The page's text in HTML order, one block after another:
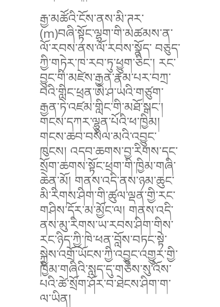
རྒྱ་མཚོའི་ངོས་ནས་མི་ཊར་
(m)བཞི་སྟོང་ལྷག་གི་མཚམས་ན་
ལོ་རབས་ནས་ལོ་རབས་སྣོད་ བཅུད་
ཀྱི་གཏེར་ཁ་རབ་ཏུ་ཕྱུག་ཅིང་། རང་
བྱུང་གི་མཛེས་རྒྱན་རྣམ་པར་བཀྲ་
བའི་གླིང་ཕྲན་ཨེ་ཤ་ཡའི་གཙུག་
རྒྱན་ཏེ་འཛམ་གླིང་གི་མཐོ་སྒང་།
གངས་དཀར་ལྷུན་པོའི་ཕ་ཁྱིམ།
གངས་ཆབ་བསིལ་མའི་འབྱུང་
ཁུངས། འདབ་ཆགས་བྱ་རིགས་དང་
སྲོག་ཆགས་སྟོང་ཕྲག་གི་ཁྱིམ་གཞི་
ཆེན་མོ། གནས་འདི་ནས་ཉམ་ཆུང་
མི་རིགས་ཤིག་གི་ཚུལ་ལྡན་གྱི་རང་
གཤིས་དོར་མ་མྱོང་ལ། གནས་འདི་
ནས་མུ་རིགས་ཡ་རབས་ཤིག་གིས་
རང་ཉིད་ཀྱི་ཁེ་ཕན་བློས་བཏང་སྟེ་
སྐྱེས་འགྲོ་ཡོངས་ཀྱི་འབྱུང་འགྱུར་གྱི་
ཁྱིམ་གཞིའི་སླད་དུ་གཅེས་སུ་འོས་
པའི་ཚེ་སྲོག་ཤོར་བ་ཐེངས་ཤིག་ག་
ལ་ཡིན།